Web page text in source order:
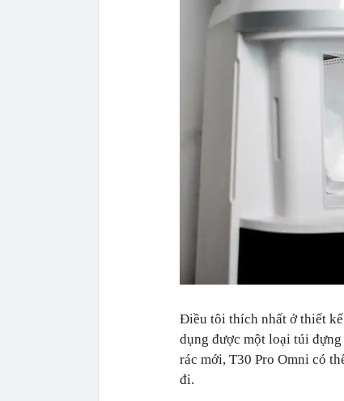
Điều tôi thích nhất ở thiết
dụng được một loại túi
rác mới, T30 Pro Omni có
đi.